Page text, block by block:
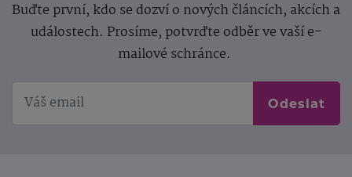
Buďte první, kdo se dozví o nových článcích, akcích a
událostech. Prosíme, potvrďte odběr ve vaší e-
mailové schránce.
Odeslat